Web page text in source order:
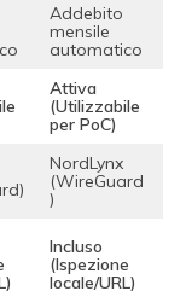
Addebito
mensile
automatico
Attiva
(Utilizzabile
per PoC)
NordLynx
(WireGuard
)
Incluso
(Ispezione
locale/URL)